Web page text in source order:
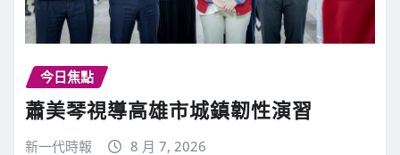
今日焦點
蕭美琴視導高雄市城鎮韌性演習
新一代時報 8 月 7, 2026